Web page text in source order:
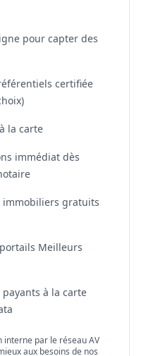
pour capter des
certifiée
la carte
immédiat dès
gratuits
Meilleurs
à la carte
interne par le réseau AV
aux besoins de nos